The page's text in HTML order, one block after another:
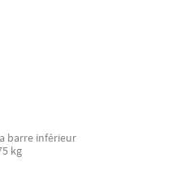
barre inférieur
kg